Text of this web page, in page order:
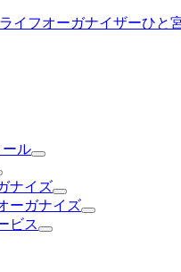
ル
ナイズ
ーガナイズ
ビス